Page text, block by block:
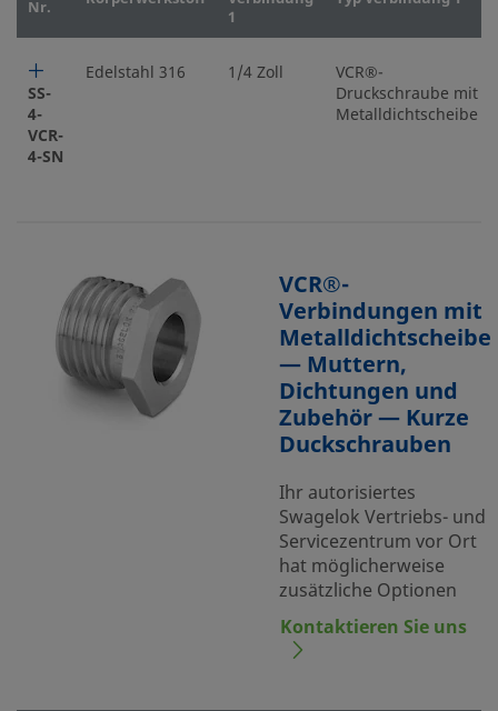
Nr.
1
SS-
4-
VCR-
4-SN
Edelstahl 316 1/4 Zoll
VCR®-
Druckschraube mit
Metalldichtscheibe
VCR®-
Verbindungen mit
Metalldichtscheibe
— Muttern,
Dichtungen und
Zubehör — Kurze
Duckschrauben
Ihr autorisiertes
Swagelok Vertriebs- und
Servicezentrum vor Ort
hat möglicherweise
zusätzliche Optionen
Kontaktieren Sie uns